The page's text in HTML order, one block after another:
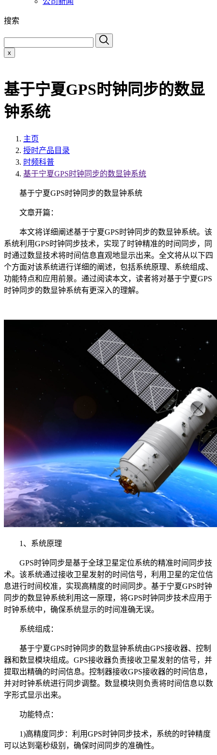
搜索
x
基于宁夏GPS时钟同步的数显
钟系统
主页
授时产品目录
时频科普
基于宁夏GPS时钟同步的数显钟系统
基于宁夏GPS时钟同步的数显钟系统
文章开篇：
本文将详细阐述基于宁夏GPS时钟同步的数显钟系统。该
系统利用GPS时钟同步技术，实现了时钟精准的时间同步，同
时通过数显技术将时间信息直观地显示出来。全文将从以下四
个方面对该系统进行详细的阐述，包括系统原理、系统组成、
功能特点和应用前景。通过阅读本文，读者将对基于宁夏GPS
时钟同步的数显钟系统有更深入的理解。
1、系统原理
GPS时钟同步是基于全球卫星定位系统的精准时间同步技
术。该系统通过接收卫星发射的时间信号，利用卫星的定位信
息进行时间校准，实现高精度的时间同步。基于宁夏GPS时钟
同步的数显钟系统利用这一原理，将GPS时钟同步技术应用于
时钟系统中，确保系统显示的时间准确无误。
系统组成：
基于宁夏GPS时钟同步的数显钟系统由GPS接收器、控制
器和数显模块组成。GPS接收器负责接收卫星发射的信号，并
提取出精确的时间信息。控制器接收GPS接收器的时间信息，
并对时钟系统进行同步调整。数显模块则负责将时间信息以数
字形式显示出来。
功能特点：
1)高精度同步：利用GPS时钟同步技术，系统的时钟精度
可以达到毫秒级别，确保时间同步的准确性。